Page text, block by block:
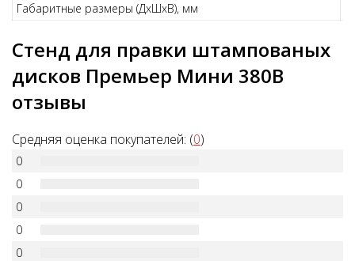
Габаритные размеры (ДхШхВ), мм
Стенд для правки штампованых
дисков Премьер Мини 380В
отзывы
Средняя оценка покупателей: (0)
0
0
0
0
0